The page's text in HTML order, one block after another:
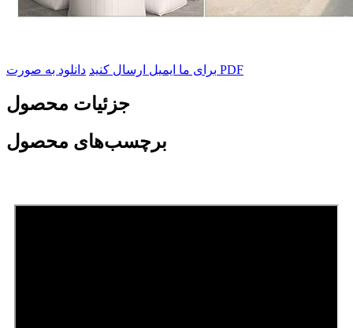
برای ما ایمیل ارسال کنید دانلود به صورت PDF
جزئیات محصول
برچسب‌های محصول